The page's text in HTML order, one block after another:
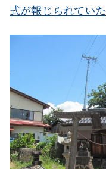
式が報じられていた